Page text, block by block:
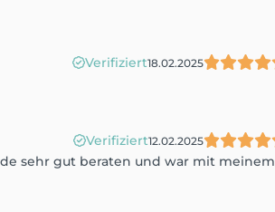
Verifiziert18.02.2025
Verifiziert12.02.2025
sehr gut beraten und war mit meinem